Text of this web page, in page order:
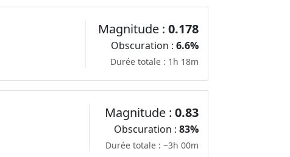
Magnitude : 0.178
Obscuration : 6.6%
Durée totale : 1h 18m
Magnitude : 0.83
Obscuration : 83%
Durée totale : ~3h 00m